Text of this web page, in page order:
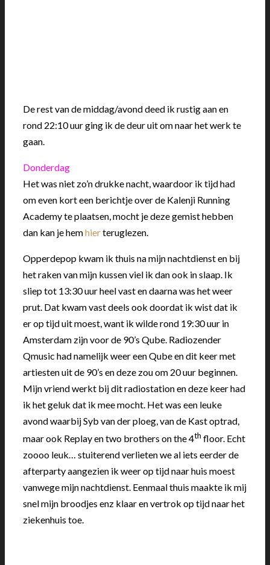
De rest van de middag/avond deed ik rustig aan en
rond 22:10 uur ging ik de deur uit om naar het werk te
gaan.
Donderdag
Het was niet zo’n drukke nacht, waardoor ik tijd had
om even kort een berichtje over de Kalenji Running
Academy te plaatsen, mocht je deze gemist hebben
dan kan je hemhierteruglezen.
Opperdepop kwam ik thuis na mijn nachtdienst en bij
het raken van mijn kussen viel ik dan ook in slaap. Ik
sliep tot 13:30 uur heel vast en daarna was het weer
prut. Dat kwam vast deels ook doordat ik wist dat ik
er op tijd uit moest, want ik wilde rond 19:30 uur in
Amsterdam zijn voor de 90’s Qube. Radiozender
Qmusic had namelijk weer een Qube en dit keer met
artiesten uit de 90’s en deze zou om 20 uur beginnen.
Mijn vriend werkt bij dit radiostation en deze keer had
ik het geluk dat ik mee mocht. Het was een leuke
avond waarbij Syb van der ploeg, van de Kast optrad,
maar ook Replay en two brothers on the 4th floor. Echt
zoooo leuk… stuiterend verlieten we al iets eerder de
afterparty aangezien ik weer op tijd naar huis moest
vanwege mijn nachtdienst. Eenmaal thuis maakte ik mij
snel mijn broodjes enz klaar en vertrok op tijd naar het
ziekenhuis toe.